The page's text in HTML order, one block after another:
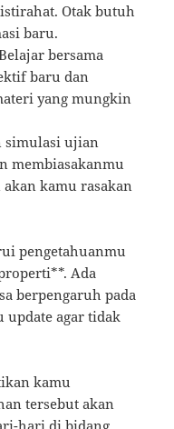
Otak butuh
baru.
bersama
baru dan
yang mungkin
simulasi ujian
membiasakanmu
kamu rasakan
pengetahuanmu
Ada
berpengaruh pada
agar tidak
kamu
tersebut akan
hari di bidang